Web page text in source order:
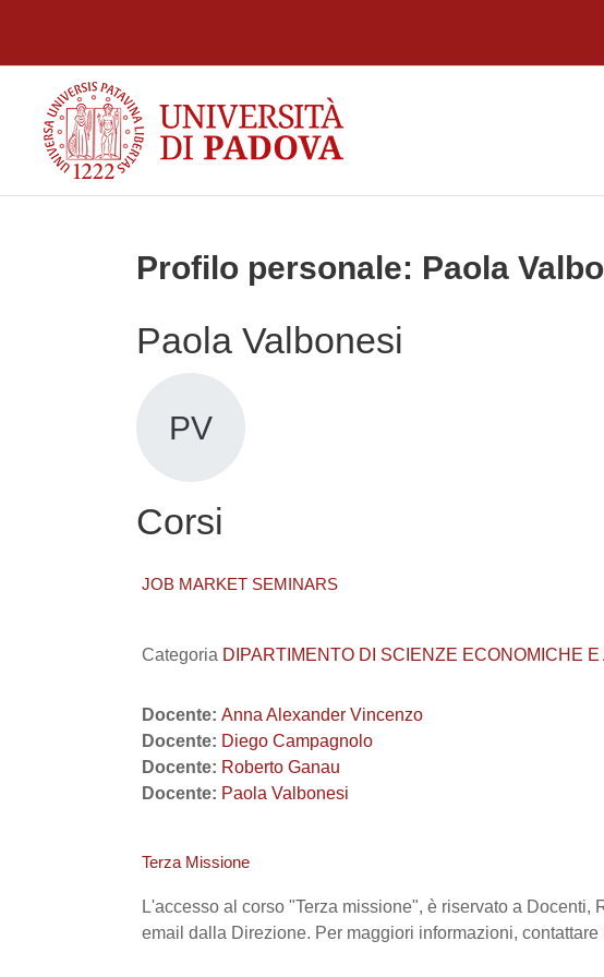
Profilo personale: Paola
Paola Valbonesi
PV
Corsi
JOB MARKET SEMINARS
Categoria DIPARTIMENTO DI SCIENZE ECONOMICHE
Docente: Anna Alexander Vincenzo
Docente: Diego Campagnolo
Docente: Roberto Ganau
Docente: Paola Valbonesi
Terza Missione
L'accesso al corso "Terza missione", è riservato a
email dalla Direzione. Per maggiori informazioni,